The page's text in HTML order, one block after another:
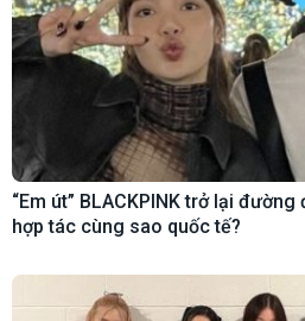
“Em út” BLACKPINK trở lại
hợp tác cùng sao quốc tế?